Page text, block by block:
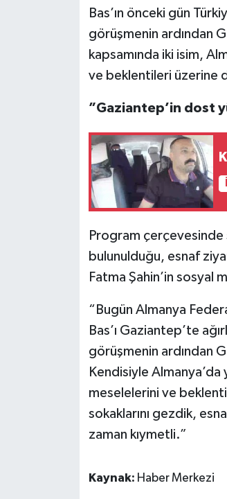
Bas’ın önceki gün
görüşmenin ardından
kapsamında iki isim,
ve beklentileri üzerine
”Gaziantep’in dost
Program
bulunulduğu, esnaf
Fatma Şahin’in sosyal
“Bugün Almanya
Bas’ı Gaziantep’te
görüşmenin ardından
Kendisiyle Almanya’da
meselelerini ve
sokaklarını gezdik,
zaman kıymetli.”
Kaynak: Haber Merkezi
Yeme-İçme